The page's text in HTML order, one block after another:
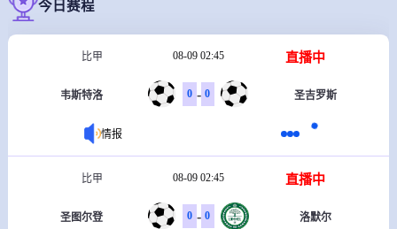
今日赛程
比甲 08-09 02:45 直播中
韦斯特洛 0 - 0 圣吉罗斯
情报
比甲 08-09 02:45 直播中
圣图尔登 0 - 0 洛默尔